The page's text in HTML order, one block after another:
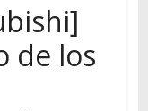
de los